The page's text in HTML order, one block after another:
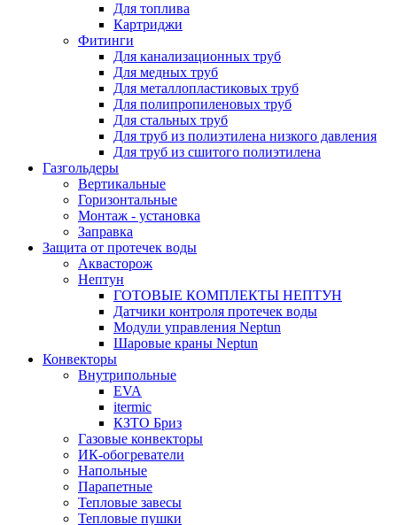
Для топлива
Картриджи
Фитинги
Для канализационных труб
Для медных труб
Для металлопластиковых труб
Для полипропиленовых труб
Для стальных труб
Для труб из полиэтилена низкого давления
Для труб из сшитого полиэтилена
Газгольдеры
Вертикальные
Горизонтальные
Монтаж - установка
Заправка
Защита от протечек воды
Аквасторож
Нептун
ГОТОВЫЕ КОМПЛЕКТЫ НЕПТУН
Датчики контроля протечек воды
Модули управления Neptun
Шаровые краны Neptun
Конвекторы
Внутрипольные
EVA
itermic
КЗТО Бриз
Газовые конвекторы
ИК-обогреватели
Напольные
Парапетные
Тепловые завесы
Тепловые пушки